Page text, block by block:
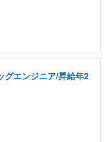
グエンジニア/昇給年2